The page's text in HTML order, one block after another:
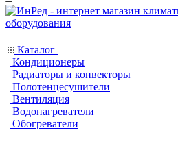
Каталог
Кондиционеры
Радиаторы и конвекторы
Полотенцесушители
Вентиляция
Водонагреватели
Обогреватели